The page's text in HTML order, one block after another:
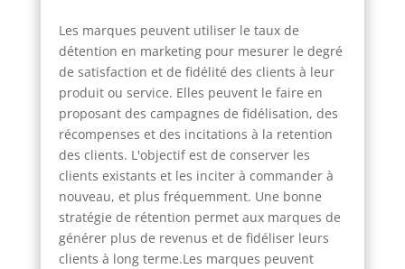
Les marques peuvent utiliser le taux de
détention en marketing pour mesurer le degré
de satisfaction et de fidélité des clients à leur
produit ou service. Elles peuvent le faire en
proposant des campagnes de fidélisation, des
récompenses et des incitations à la retention
des clients. L'objectif est de conserver les
clients existants et les inciter à commander à
nouveau, et plus fréquemment. Une bonne
stratégie de rétention permet aux marques de
générer plus de revenus et de fidéliser leurs
clients à long terme.Les marques peuvent